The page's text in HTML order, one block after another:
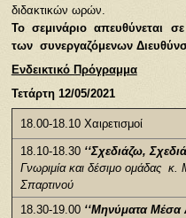
διδακτικών ωρών.
Το σεμινάριο απευθύνεται
των συνεργαζόμενων Δ
Ενδεικτικό Πρόγραμμα
Τετάρτη 12/05/2021
18.00-18.10 Χαιρετισμοί
18.10-18.30 ‘‘Σχεδιάζω,
Γνωριμία και δέσιμο ομάδας κ.
Σπαρτινού
18.30-19.00 ‘‘Μηνύματα Μέσα